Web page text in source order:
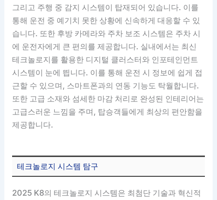
그리고 주행 중 감지 시스템이 탑재되어 있습니다. 이를
통해 운전 중 예기치 못한 상황에 신속하게 대응할 수 있
습니다. 또한 후방 카메라와 주차 보조 시스템은 주차 시
에 운전자에게 큰 편의를 제공합니다. 실내에서는 최신
테크놀로지를 활용한 디지털 클러스터와 인포테인먼트
시스템이 눈에 띕니다. 이를 통해 운전 시 정보에 쉽게 접
근할 수 있으며, 스마트폰과의 연동 기능도 탁월합니다.
또한 고급 소재와 섬세한 마감 처리로 완성된 인테리어는
고급스러운 느낌을 주며, 탑승객들에게 최상의 편안함을
제공합니다.
테크놀로지 시스템 탐구
2025 K8의 테크놀로지 시스템은 최첨단 기술과 혁신적